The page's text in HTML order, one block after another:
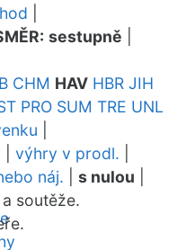
sestupně
CHM HAV HBR JIH
PRO SUM TRE UNL
výhry v prodl.
náj. s nulou
soutěže.